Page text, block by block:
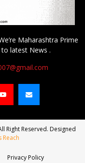
Maharashtra Prime
to latest News .
Right Reserved. Designed
Reach
Privacy Policy